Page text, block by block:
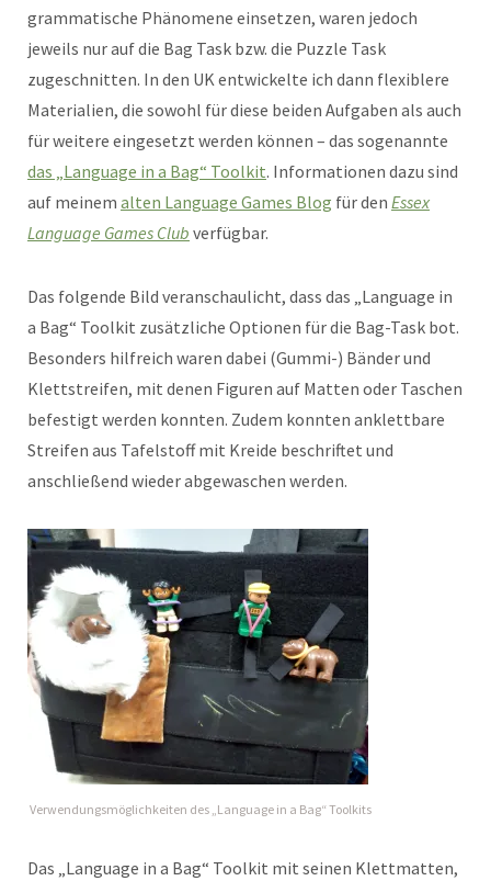
grammatische Phänomene einsetzen, waren jedoch
jeweils nur auf die Bag Task bzw. die Puzzle Task
zugeschnitten. In den UK entwickelte ich dann flexiblere
Materialien, die sowohl für diese beiden Aufgaben als auch
für weitere eingesetzt werden können – das sogenannte
das „Language in a Bag“ Toolkit. Informationen dazu sind
auf meinem alten Language Games Blog für den Essex
Language Games Club verfügbar.
Das folgende Bild veranschaulicht, dass das „Language in
a Bag“ Toolkit zusätzliche Optionen für die Bag-Task bot.
Besonders hilfreich waren dabei (Gummi-) Bänder und
Klettstreifen, mit denen Figuren auf Matten oder Taschen
befestigt werden konnten. Zudem konnten anklettbare
Streifen aus Tafelstoff mit Kreide beschriftet und
anschließend wieder abgewaschen werden.
Verwendungsmöglichkeiten des „Language in a Bag“ Toolkits
Das „Language in a Bag“ Toolkit mit seinen Klettmatten,